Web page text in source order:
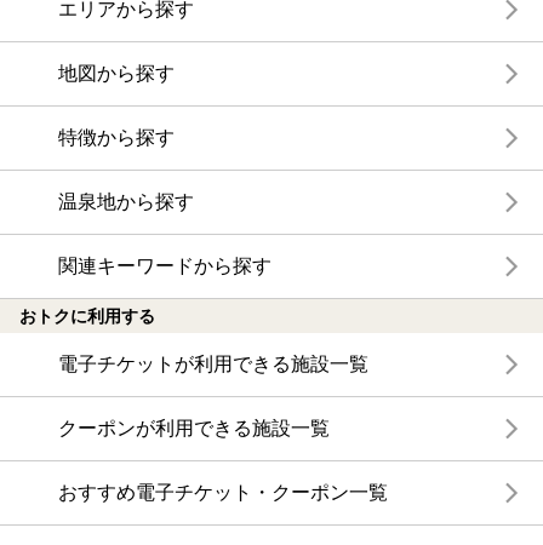
エリアから探す
地図から探す
特徴から探す
温泉地から探す
関連キーワードから探す
おトクに利用する
電子チケットが利用できる施設一覧
クーポンが利用できる施設一覧
おすすめ電子チケット・クーポン一覧